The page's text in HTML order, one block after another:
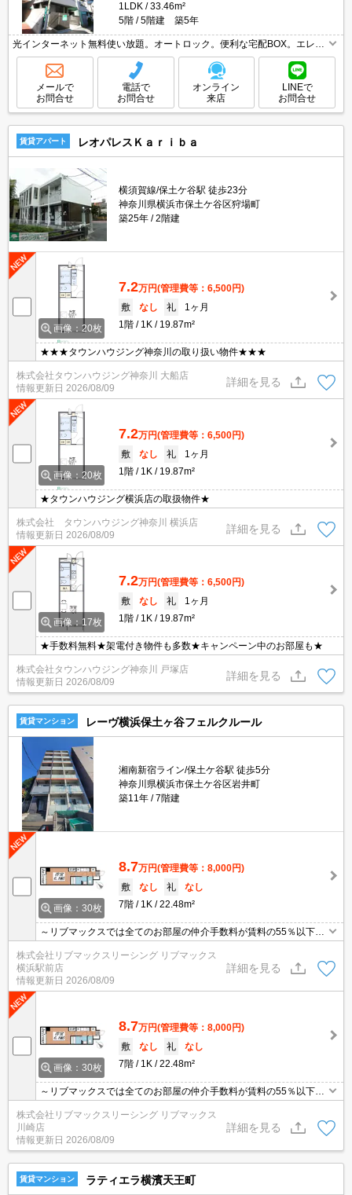
1LDK
33.46m²
5階
5階建 築5年
光インターネット無料使い放題。オートロック。便利な宅配BOX。エレベ
ーターあり。エアコン2基付き。最上階。イオンへ120m。駅まで平坦。シ
ャワー付独立洗面台。浴室乾燥機付。引越指定業者あり。
メールで
お問合せ
電話で
お問合せ
オンライン
来店
LINEで
お問合せ
賃貸アパート レオパレスＫａｒｉｂａ
横須賀線/保土ケ谷駅 徒歩23分
神奈川県横浜市保土ケ谷区狩場町
築25年
2階建
画像：20枚
7.2万円(管理費等：6,500円)
敷
なし 礼
1ヶ月
1階
1K 19.87m²
★★★タウンハウジング神奈川の取り扱い物件★★★
株式会社タウンハウジング神奈川 大船店
情報更新日 2026/08/09
詳細を見る
画像：20枚
7.2万円(管理費等：6,500円)
敷
なし 礼
1ヶ月
1階
1K 19.87m²
★タウンハウジング横浜店の取扱物件★
株式会社 タウンハウジング神奈川 横浜店
情報更新日 2026/08/09
詳細を見る
画像：17枚
7.2万円(管理費等：6,500円)
敷
なし 礼
1ヶ月
1階
1K 19.87m²
★手数料無料★架電付き物件も多数★キャンペーン中のお部屋も★
株式会社タウンハウジング神奈川 戸塚店
情報更新日 2026/08/09
詳細を見る
賃貸マンション レーヴ横浜保土ヶ谷フェルクルール
湘南新宿ライン/保土ケ谷駅 徒歩5分
神奈川県横浜市保土ケ谷区岩井町
築11年
7階建
画像：30枚
8.7万円(管理費等：8,000円)
敷
なし 礼
なし
7階
1K 22.48m²
～リブマックスでは全てのお部屋の仲介手数料が賃料の55％以下に
てご紹介～ ★ 洋室6.8帖1K ★ トイレ・洗面別室 ★ 2口コン
ロ ★
株式会社リブマックスリーシング リブマックス
横浜駅前店
情報更新日 2026/08/09
詳細を見る
画像：30枚
8.7万円(管理費等：8,000円)
敷
なし 礼
なし
7階
1K 22.48m²
～リブマックスでは全てのお部屋の仲介手数料が賃料の55％以下に
てご紹介～ ★ 洋室6.8帖1K ★ トイレ・洗面別室 ★ 2口コン
ロ ★
株式会社リブマックスリーシング リブマックス
川崎店
情報更新日 2026/08/09
詳細を見る
賃貸マンション ラティエラ横濱天王町